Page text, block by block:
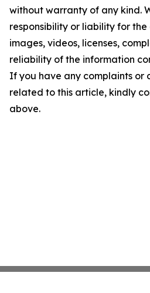
without warranty of any kind.
responsibility or liability for
images, videos, licenses,
reliability of the information
If you have any complaints or
related to this article, kindly
above.